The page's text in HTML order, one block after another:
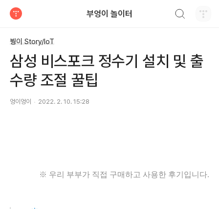
부엉이 놀이터
붱이 Story/IoT
삼성 비스포크 정수기 설치 및 출
수량 조절 꿀팁
엉이엉이 2022. 2. 10. 15:28
※ 우리 부부가 직접 구매하고 사용한 후기입니다.